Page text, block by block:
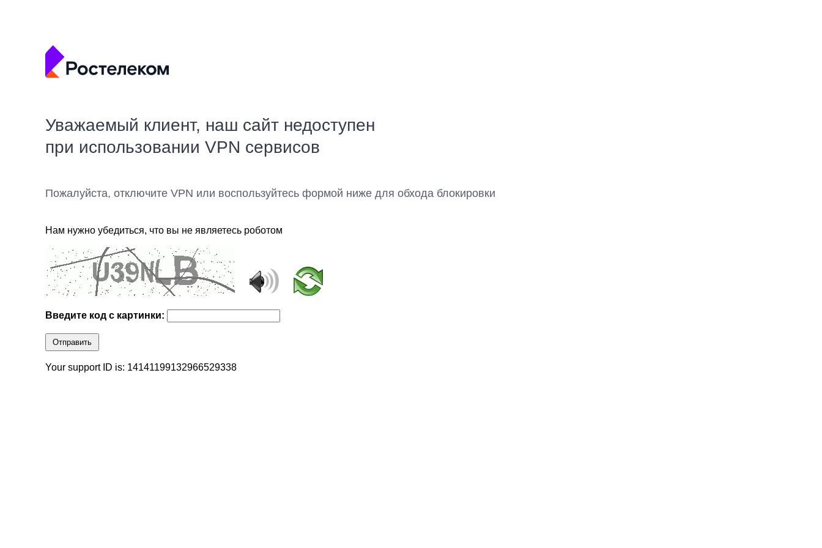
Уважаемый клиент, наш сайт недоступен
при использовании VPN сервисов
Пожалуйста, отключите VPN или воспользуйтесь формой ниже для обхода блокировки
Нам нужно убедиться, что вы не являетесь роботом
Введите код с картинки:
Отправить
Your support ID is: 14141199132966529338